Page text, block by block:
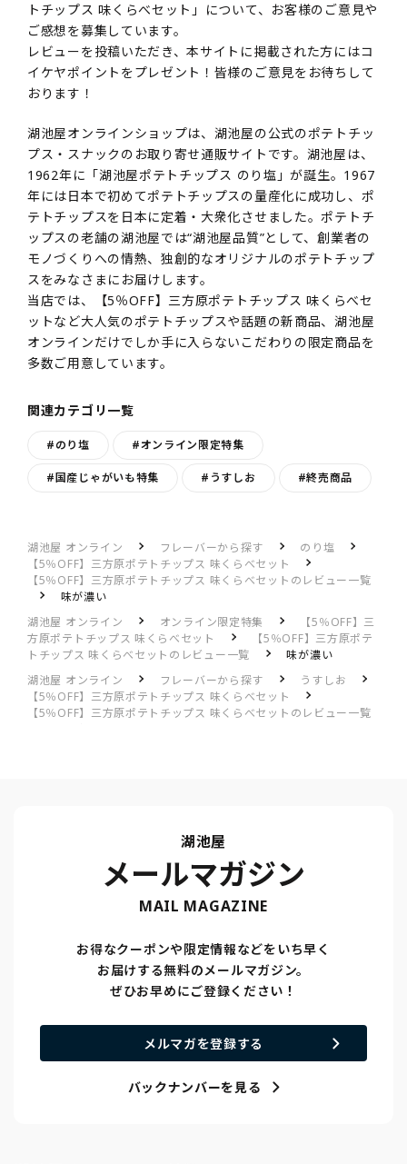
トチップス 味くらべセット」について、お客様のご意見や
ご感想を募集しています。
レビューを投稿いただき、本サイトに掲載された方にはコ
イケヤポイントをプレゼント！皆様のご意見をお待ちして
おります！
湖池屋オンラインショップは、湖池屋の公式のポテトチッ
プス・スナックのお取り寄せ通販サイトです。湖池屋は、
1962年に「湖池屋ポテトチップス のり塩」が誕生。1967
年には日本で初めてポテトチップスの量産化に成功し、ポ
テトチップスを日本に定着・大衆化させました。ポテトチ
ップスの老舗の湖池屋では“湖池屋品質”として、創業者の
モノづくりへの情熱、独創的なオリジナルのポテトチップ
スをみなさまにお届けします。
当店では、【5％OFF】三方原ポテトチップス 味くらべセ
ットなど大人気のポテトチップスや話題の新商品、湖池屋
オンラインだけでしか手に入らないこだわりの限定商品を
多数ご用意しています。
関連カテゴリ一覧
#のり塩 #オンライン限定特集
#国産じゃがいも特集 #うすしお #終売商品
湖池屋 オンライン フレーバーから探す
のり塩
【5％OFF】三方原ポテトチップス 味くらべセット
【5％OFF】三方原ポテトチップス 味くらべセットのレビュー一覧
味が濃い
湖池屋 オンライン
オンライン限定特集
【5％OFF】三
方原ポテトチップス 味くらべセット
【5％OFF】三方原ポテ
トチップス 味くらべセットのレビュー一覧
味が濃い
湖池屋 オンライン
フレーバーから探す
うすしお
【5％OFF】三方原ポテトチップス 味くらべセット
【5％OFF】三方原ポテトチップス 味くらべセットのレビュー一覧
湖池屋
メールマガジン
MAIL MAGAZINE
お得なクーポンや限定情報などをいち早く
お届けする無料のメールマガジン。
ぜひお早めにご登録ください！
メルマガを登録する
バックナンバーを見る